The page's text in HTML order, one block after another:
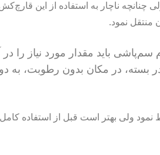
چنانچه ناچار به استفاده از این
منتقل نمود.
باید مقدار مورد نیاز را
است و باید به صورت در بسته، در مکان
ولی بهتر است قبل از استفاده کامل